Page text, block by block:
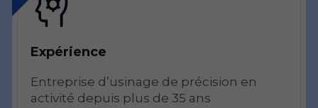
Expérience
Entreprise d’usinage de précision en
activité depuis plus de 35 ans